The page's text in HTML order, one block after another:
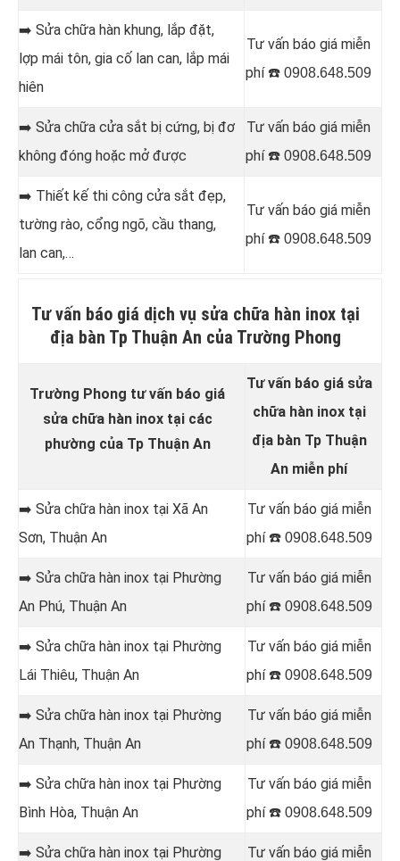
➡️ Sửa chữa hàn khung, lắp đặt,
lợp mái tôn, gia cố lan can, lắp mái
hiên
Tư vấn báo giá miễn
phí ☎️ 0908.648.509
➡️ Sửa chữa cửa sắt bị cứng, bị đơ
không đóng hoặc mở được
Tư vấn báo giá miễn
phí ☎️ 0908.648.509
➡️ Thiết kế thi công cửa sắt đẹp,
tường rào, cổng ngõ, cầu thang,
lan can,…
Tư vấn báo giá miễn
phí ☎️ 0908.648.509
Tư vấn báo giá dịch vụ sửa chữa hàn inox tại
địa bàn Tp Thuận An của Trường Phong
Trường Phong tư vấn báo giá
sửa chữa hàn inoxtại các
phường của Tp Thuận An
Tư vấn báo giá sửa
chữa hàn inox tại
địa bàn Tp Thuận
An miễn phí
➡️ Sửa chữa hàn inox tại Xã An
Sơn, Thuận An
Tư vấn báo giá miễn
phí ☎️ 0908.648.509
➡️ Sửa chữa hàn inox tại Phường
An Phú, Thuận An
Tư vấn báo giá miễn
phí ☎️ 0908.648.509
➡️ Sửa chữa hàn inox tại Phường
Lái Thiêu, Thuận An
Tư vấn báo giá miễn
phí ☎️ 0908.648.509
➡️ Sửa chữa hàn inox tại Phường
An Thạnh, Thuận An
Tư vấn báo giá miễn
phí ☎️ 0908.648.509
➡️ Sửa chữa hàn inox tại Phường
Bình Hòa, Thuận An
Tư vấn báo giá miễn
phí ☎️ 0908.648.509
➡️ Sửa chữa hàn inox tại Phường Tư vấn báo giá miễn